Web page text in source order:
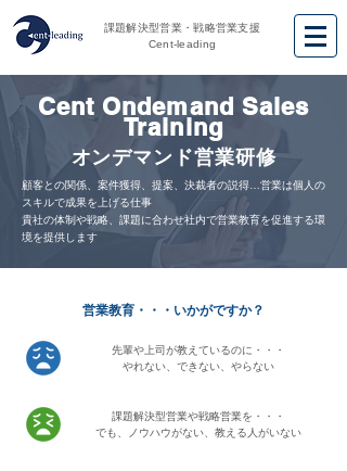
課題解決型営業・戦略営業支援
Cent-leading
Cent Ondemand Sales
Training
オンデマンド営業研修
顧客との関係、案件獲得、提案、決裁者の説得…営業は個人の
スキルで成果を上げる仕事
貴社の体制や戦略、課題に合わせ社内で営業教育を促進する環
境を提供します
​営業教育・・・いかがですか？
先輩や上司が教えているのに・・・
やれない、できない、やらない
課題解決型営業や戦略営業を・・・
でも、ノウハウがない、教える人がいない